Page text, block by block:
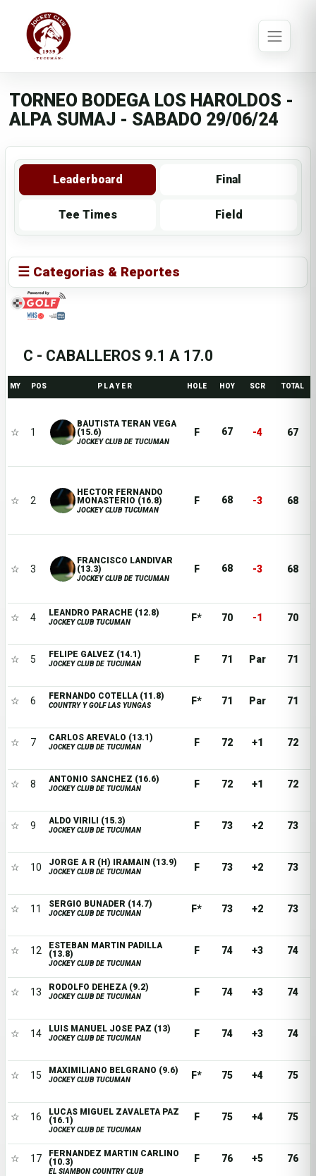
TORNEO BODEGA LOS HAROLDOS -
ALPA SUMAJ - SABADO 29/06/24
Leaderboard Final
Tee Times Field
☰ Categorias & Reportes
C - CABALLEROS 9.1 A 17.0
MY POS P L A Y E R HOLE HOY SCR TOTAL
☆ 1
BAUTISTA TERAN VEGA
(15.6)
JOCKEY CLUB DE TUCUMAN
F 67 -4 67
☆ 2
HECTOR FERNANDO
MONASTERIO (16.8)
JOCKEY CLUB TUCUMAN
F 68 -3 68
☆ 3
FRANCISCO LANDIVAR
(13.3)
JOCKEY CLUB DE TUCUMAN
F 68 -3 68
☆ 4 LEANDRO PARACHE (12.8)
JOCKEY CLUB TUCUMAN F* 70 -1 70
☆ 5 FELIPE GALVEZ (14.1)
JOCKEY CLUB DE TUCUMAN F 71 Par 71
☆ 6 FERNANDO COTELLA (11.8)
COUNTRY Y GOLF LAS YUNGAS F* 71 Par 71
☆ 7 CARLOS AREVALO (13.1)
JOCKEY CLUB DE TUCUMAN F 72 +1 72
☆ 8 ANTONIO SANCHEZ (16.6)
JOCKEY CLUB DE TUCUMAN F 72 +1 72
☆ 9 ALDO VIRILI (15.3)
JOCKEY CLUB DE TUCUMAN F 73 +2 73
☆ 10 JORGE A R (H) IRAMAIN (13.9)
JOCKEY CLUB DE TUCUMAN F 73 +2 73
☆ 11 SERGIO BUNADER (14.7)
JOCKEY CLUB DE TUCUMAN F* 73 +2 73
☆ 12
ESTEBAN MARTIN PADILLA
(13.8)
JOCKEY CLUB DE TUCUMAN
F 74 +3 74
☆ 13 RODOLFO DEHEZA (9.2)
JOCKEY CLUB DE TUCUMAN F 74 +3 74
☆ 14 LUIS MANUEL JOSE PAZ (13)
JOCKEY CLUB DE TUCUMAN F 74 +3 74
☆ 15 MAXIMILIANO BELGRANO (9.6)
JOCKEY CLUB TUCUMAN F* 75 +4 75
☆ 16
LUCAS MIGUEL ZAVALETA PAZ
(16.1)
JOCKEY CLUB DE TUCUMAN
F 75 +4 75
☆ 17
FERNANDEZ MARTIN CARLINO
(10.3)
EL SIAMBON COUNTRY CLUB
F 76 +5 76